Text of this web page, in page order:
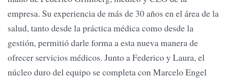
empresa. Su experiencia de más de 30 años en el área de la
salud, tanto desde la práctica médica como desde la
gestión, permitió darle forma a esta nueva manera de
ofrecer servicios médicos. Junto a Federico y Laura, el
núcleo duro del equipo se completa con Marcelo Engel